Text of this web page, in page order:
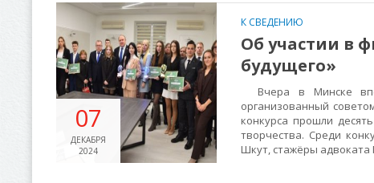
07
ДЕКАБРЯ
2024
К СВЕДЕНИЮ
Об участии в
будущего»
Вчера в Минске
организованный
конкурса прошли
творчества. Среди
Шкут, стажёры адвоката